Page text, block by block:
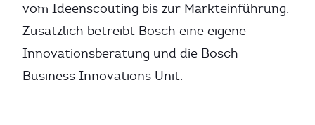
vom Ideenscouting bis zur Markteinführung.
Zusätzlich betreibt Bosch eine eigene
Innovationsberatung und die Bosch
Business Innovations Unit.